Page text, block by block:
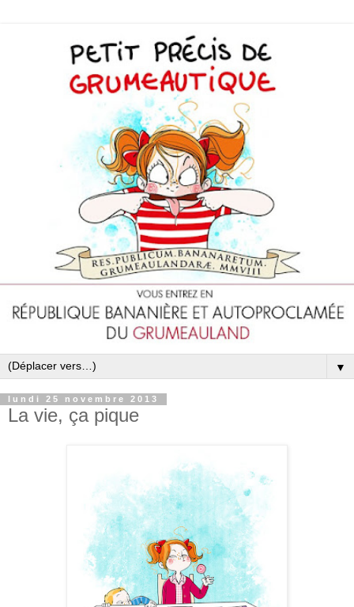
▼
lundi 25 novembre 2013
La vie, ça pique